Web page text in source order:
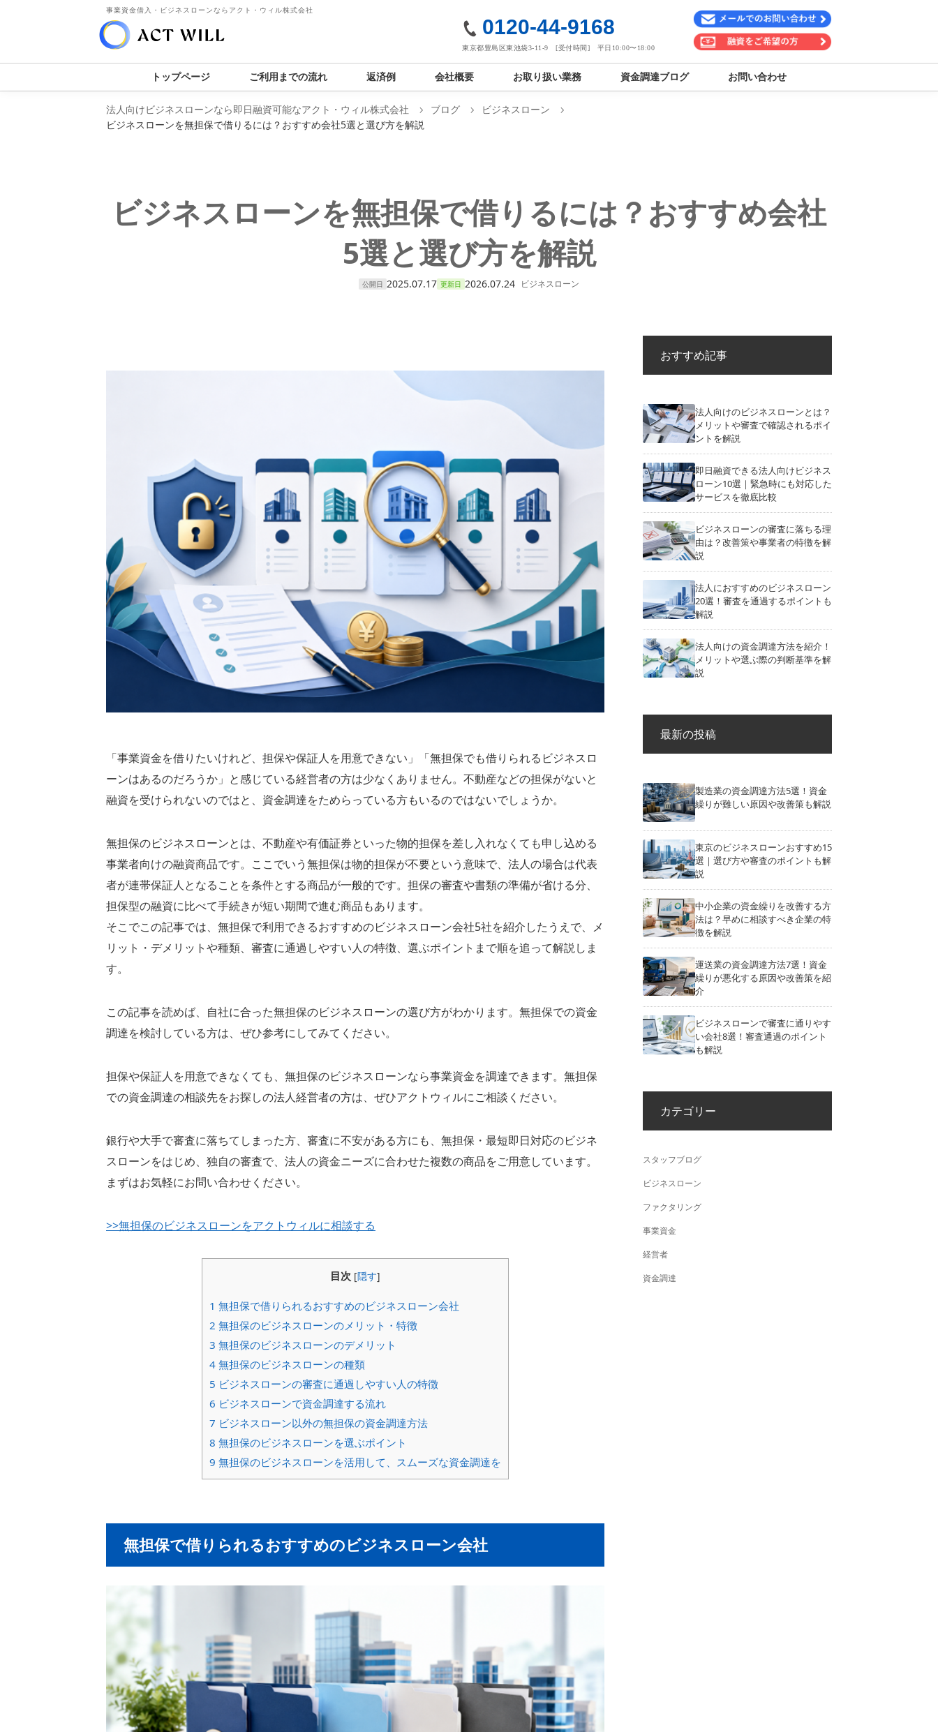
事業資金借入・ビジネスローンならアクト・ウィル株式会社
0120-44-9168
東京都豊島区東池袋3-11-9 [受付時間] 平日10:00〜18:00
トップページ ご利用までの流れ 返済例 会社概要 お取り扱い業務 資金調達ブログ お問い合わせ
法人向けビジネスローンなら即日融資可能なアクト・ウィル株式会社 ブログ
ビジネスローン
ビジネスローンを無担保で借りるには？おすすめ会社5選と選び方を解説
ビジネスローンを無担保で借りるには？おすすめ会社
5選と選び方を解説
公開日 2025.07.17 更新日 2026.07.24 ビジネスローン
「事業資金を借りたいけれど、担保や保証人を用意できない」「無担保でも借りられるビジネスロ
ーンはあるのだろうか」と感じている経営者の方は少なくありません。不動産などの担保がないと
融資を受けられないのではと、資金調達をためらっている方もいるのではないでしょうか。
無担保のビジネスローンとは、不動産や有価証券といった物的担保を差し入れなくても申し込める
事業者向けの融資商品です。ここでいう無担保は物的担保が不要という意味で、法人の場合は代表
者が連帯保証人となることを条件とする商品が一般的です。担保の審査や書類の準備が省ける分、
担保型の融資に比べて手続きが短い期間で進む商品もあります。
そこでこの記事では、無担保で利用できるおすすめのビジネスローン会社5社を紹介したうえで、メ
リット・デメリットや種類、審査に通過しやすい人の特徴、選ぶポイントまで順を追って解説しま
す。
この記事を読めば、自社に合った無担保のビジネスローンの選び方がわかります。無担保での資金
調達を検討している方は、ぜひ参考にしてみてください。
担保や保証人を用意できなくても、無担保のビジネスローンなら事業資金を調達できます。無担保
での資金調達の相談先をお探しの法人経営者の方は、ぜひアクトウィルにご相談ください。
銀行や大手で審査に落ちてしまった方、審査に不安がある方にも、無担保・最短即日対応のビジネ
スローンをはじめ、独自の審査で、法人の資金ニーズに合わせた複数の商品をご用意しています。
まずはお気軽にお問い合わせください。
>>無担保のビジネスローンをアクトウィルに相談する
目次 [隠す]
1 無担保で借りられるおすすめのビジネスローン会社
2 無担保のビジネスローンのメリット・特徴
3 無担保のビジネスローンのデメリット
4 無担保のビジネスローンの種類
5 ビジネスローンの審査に通過しやすい人の特徴
6 ビジネスローンで資金調達する流れ
7 ビジネスローン以外の無担保の資金調達方法
8 無担保のビジネスローンを選ぶポイント
9 無担保のビジネスローンを活用して、スムーズな資金調達を
無担保で借りられるおすすめのビジネスローン会社
おすすめ記事
法人向けのビジネスローンとは？
メリットや審査で確認されるポイ
ントを解説
即日融資できる法人向けビジネス
ローン10選｜緊急時にも対応した
サービスを徹底比較
ビジネスローンの審査に落ちる理
由は？改善策や事業者の特徴を解
説
法人におすすめのビジネスローン
20選！審査を通過するポイントも
解説
法人向けの資金調達方法を紹介！
メリットや選ぶ際の判断基準を解
説
最新の投稿
製造業の資金調達方法5選！資金
繰りが難しい原因や改善策も解説
東京のビジネスローンおすすめ15
選｜選び方や審査のポイントも解
説
中小企業の資金繰りを改善する方
法は？早めに相談すべき企業の特
徴を解説
運送業の資金調達方法7選！資金
繰りが悪化する原因や改善策を紹
介
ビジネスローンで審査に通りやす
い会社8選！審査通過のポイント
も解説
カテゴリー
スタッフブログ
ビジネスローン
ファクタリング
事業資金
経営者
資金調達